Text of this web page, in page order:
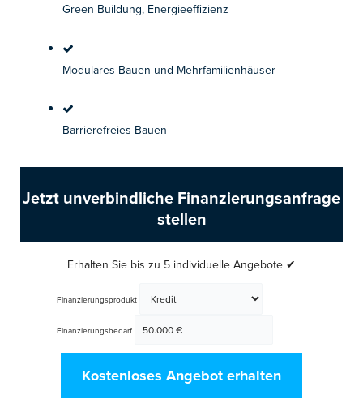
Green Buildung, Energieeffizienz
Modulares Bauen und Mehrfamilienhäuser
Barrierefreies Bauen
Jetzt unverbindliche Finanzierungsanfrage
stellen
Erhalten Sie bis zu 5 individuelle Angebote ✔
Finanzierungsprodukt
Finanzierungsbedarf
Kostenloses Angebot erhalten